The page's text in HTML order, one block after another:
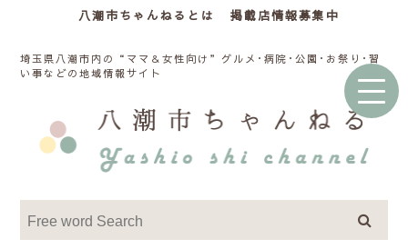
八潮市ちゃんねるとは 掲載店情報募集中
埼玉県八潮市内の“ママ＆女性向け”グルメ･病院･公園･お祭り･習
い事などの地域情報サイト